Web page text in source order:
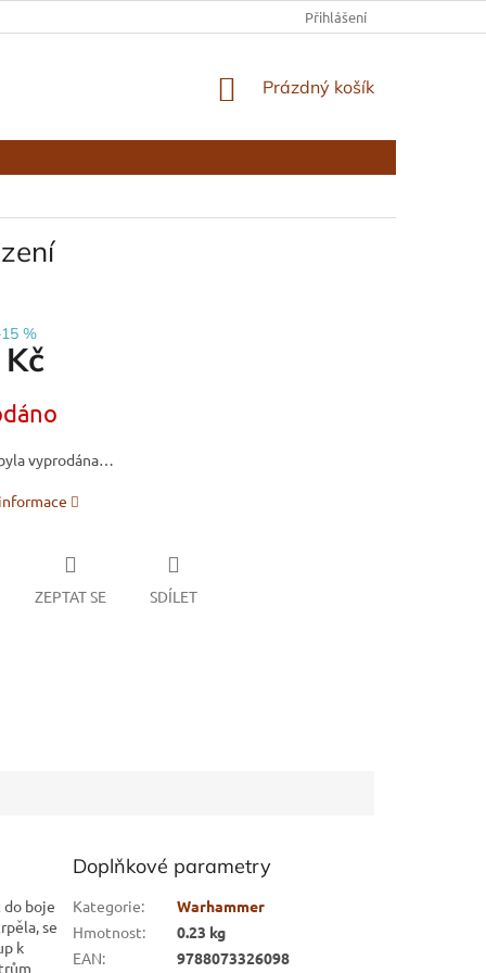
Přihlášení
NÁKUPNÍ
Prázdný košík
%
vyprodána…
ZEPTAT SE SDÍLET
do boje
se
k
Doplňkové parametry
Kategorie:
Warhammer
Hmotnost:
0.23 kg
EAN: 9788073326098